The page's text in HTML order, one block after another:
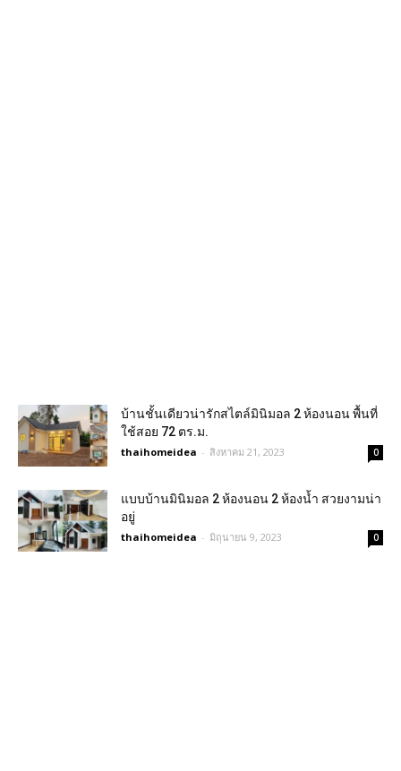
บ้านชั้นเดียวน่ารักสไตล์มินิมอล 2 ห้องนอน พื้นที่
ใช้สอย 72 ตร.ม.
thaihomeidea - สิงหาคม 21, 2023 0
แบบบ้านมินิมอล 2 ห้องนอน 2 ห้องน้ำ สวยงามน่า
อยู่
thaihomeidea - มิถุนายน 9, 2023 0